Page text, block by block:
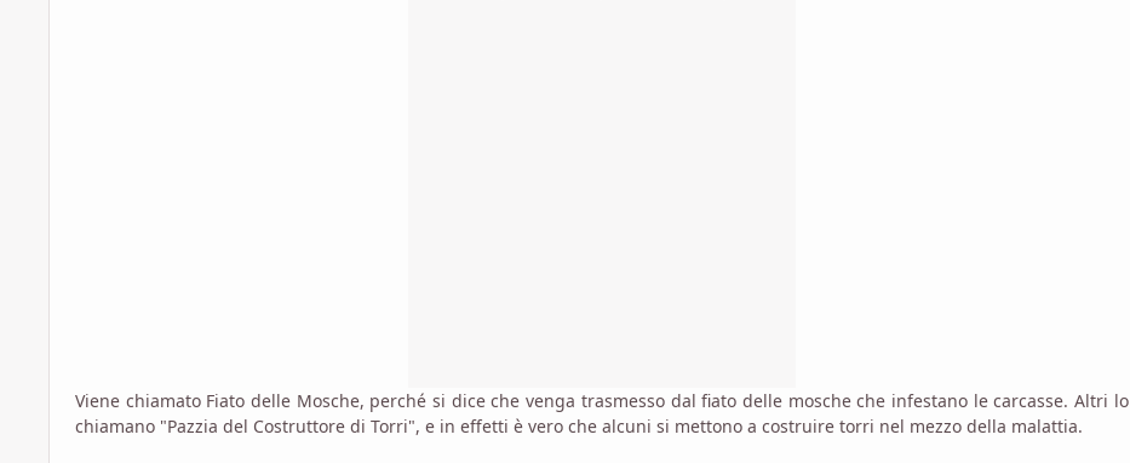
Viene chiamato Fiato delle Mosche, perché si dice che venga trasmesso dal fiato delle mosche che infestano le carcasse. Altri lo
chiamano "Pazzia del Costruttore di Torri", e in effetti è vero che alcuni si mettono a costruire torri nel mezzo della malattia.